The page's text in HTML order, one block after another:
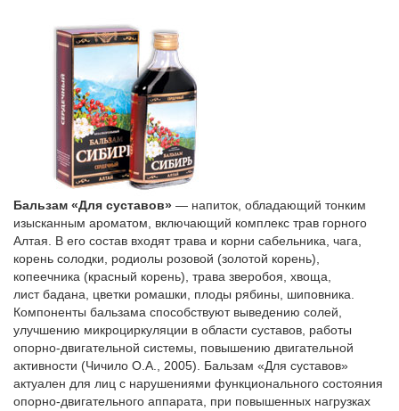
Бальзам «Для суставов» — напиток, обладающий тонким
изысканным ароматом, включающий комплекс трав горного
Алтая. В его состав входят трава и корни сабельника, чага,
корень солодки, родиолы розовой (золотой корень),
копеечника (красный корень), трава зверобоя, хвоща,
лист бадана, цветки ромашки, плоды рябины, шиповника.
Компоненты бальзама способствуют выведению солей,
улучшению микроциркуляции в области суставов, работы
опорно-двигательной системы, повышению двигательной
активности (Чичило О.А., 2005). Бальзам «Для суставов»
актуален для лиц с нарушениями функционального состояния
опорно-двигательного аппарата, при повышенных нагрузках